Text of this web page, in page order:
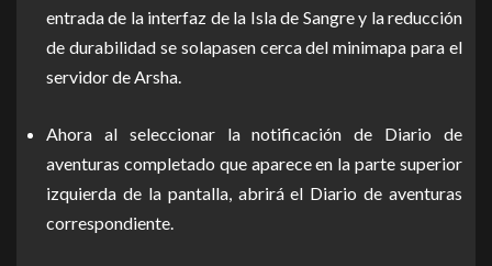
entrada de la interfaz de la Isla de Sangre y la reducción
de durabilidad se solapasen cerca del minimapa para el
servidor de Arsha.
Ahora al seleccionar la notificación de Diario de
aventuras completado que aparece en la parte superior
izquierda de la pantalla, abrirá el Diario de aventuras
correspondiente.